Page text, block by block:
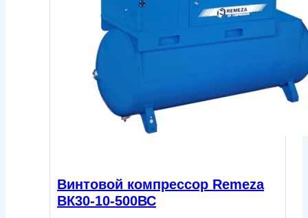
Винтовой компрессор Remeza
ВК30-10-500ВС